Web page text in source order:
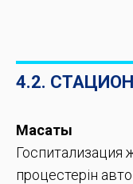
4.2.
Мақсаты
Госпитализация
процестерін